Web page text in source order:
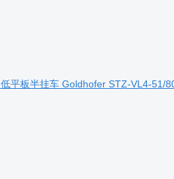
低平板半挂车 Goldhofer STZ-VL4-51/